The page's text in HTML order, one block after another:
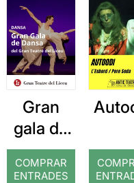
Gran
gala de
dansa
COMPRAR
ENTRADES